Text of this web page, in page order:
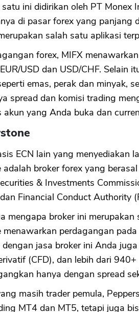
ini didirikan oleh PT
di pasar forex yang panjang
salah satu aplikasi
forex, MIFX
USD dan USD/CHF. Selain
emas, perak dan minyak,
spread dan komisi trading
akun yang Anda buka dan
ECN lain yang menyediakan
adalah broker forex yang
& Investments
Financial Conduct Authority
mengapa broker ini
menawarkan perdagangan
dengan jasa broker ini Anda
(CFD), dan lebih dari
hanya dengan spread
masih trader pemula,
MT4 dan MT5, tetapi juga